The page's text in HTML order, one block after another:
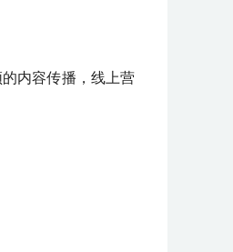
内容传播，线上营